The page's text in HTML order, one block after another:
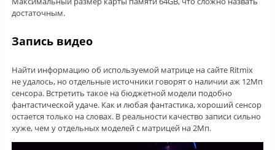
достаточным.
Запись видео
Найти информацию об используемой матрице на сайте Ritmix
не удалось, но отдельные источники говорят о наличии аж 12Мп
сенсора. Встретить такое на бюджетной модели подобно
фантастической удаче. Как и любая фантастика, хороший сенсор
остается только на словах. В реальности качество записи сильно
хуже, чем у отдельных моделей с матрицей на 2Мп.